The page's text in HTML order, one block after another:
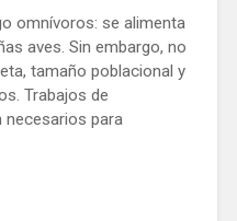
omnívoros: se alimenta
aves. Sin embargo, no
tamaño poblacional y
Trabajos de
para